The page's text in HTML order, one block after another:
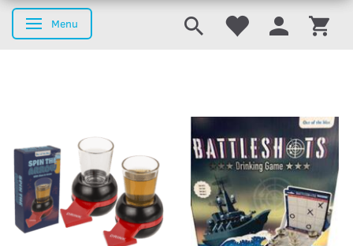
Skifte navigation
Menu